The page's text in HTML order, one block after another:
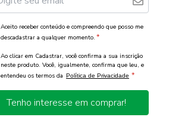
Aceito receber conteúdo e compreendo que posso me
descadastrar a qualquer momento. *
Ao clicar em Cadastrar, você confirma a sua inscrição
neste produto. Você, igualmente, confirma que leu, e
entendeu os termos da Política de Privacidade *
Tenho interesse em comprar!